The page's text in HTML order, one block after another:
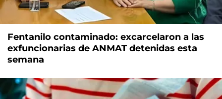
Fentanilo contaminado: excarcelaron a las
exfuncionarias de ANMAT detenidas esta
semana